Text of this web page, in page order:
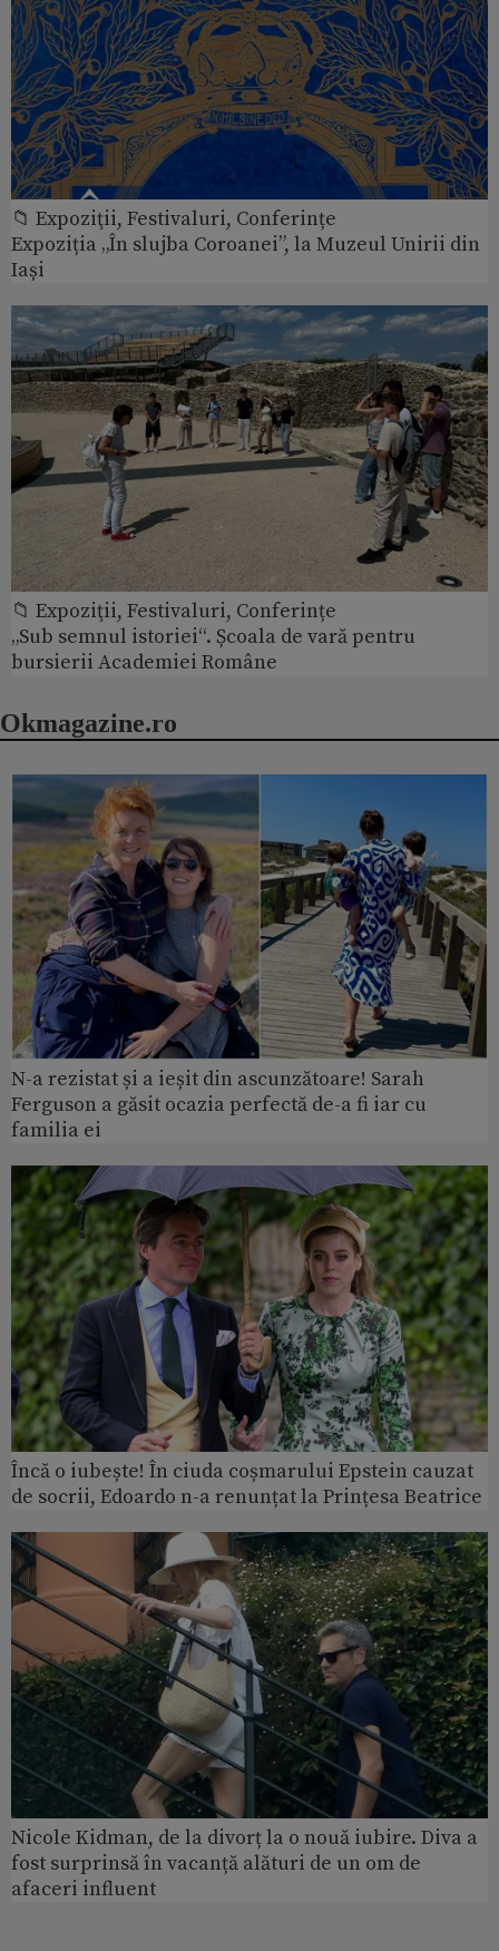
📁 Expoziţii, Festivaluri, Conferințe
Expoziția „În slujba Coroanei”, la Muzeul Unirii din
Iași
📁 Expoziţii, Festivaluri, Conferințe
„Sub semnul istoriei“. Școala de vară pentru
bursierii Academiei Române
Okmagazine.ro
N-a rezistat și a ieșit din ascunzătoare! Sarah
Ferguson a găsit ocazia perfectă de-a fi iar cu
familia ei
Încă o iubește! În ciuda coșmarului Epstein cauzat
de socrii, Edoardo n-a renunțat la Prințesa Beatrice
Nicole Kidman, de la divorț la o nouă iubire. Diva a
fost surprinsă în vacanță alături de un om de
afaceri influent